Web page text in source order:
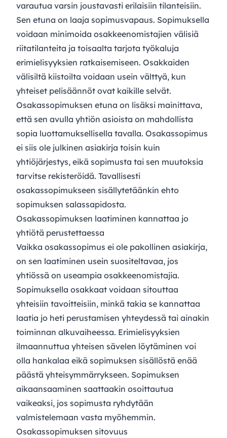
varautua varsin joustavasti erilaisiin tilanteisiin.
Sen etuna on laaja sopimusvapaus. Sopimuksella
voidaan minimoida osakkeenomistajien välisiä
riitatilanteita ja toisaalta tarjota työkaluja
erimielisyyksien ratkaisemiseen. Osakkaiden
välisiltä kiistoilta voidaan usein välttyä, kun
yhteiset pelisäännöt ovat kaikille selvät.
Osakassopimuksen etuna on lisäksi mainittava,
että sen avulla yhtiön asioista on mahdollista
sopia luottamuksellisella tavalla. Osakassopimus
ei siis ole julkinen asiakirja toisin kuin
yhtiöjärjestys, eikä sopimusta tai sen muutoksia
tarvitse rekisteröidä. Tavallisesti
osakassopimukseen sisällytetäänkin ehto
sopimuksen salassapidosta.
Osakassopimuksen laatiminen kannattaa jo
yhtiötä perustettaessa
Vaikka osakassopimus ei ole pakollinen asiakirja,
on sen laatiminen usein suositeltavaa, jos
yhtiössä on useampia osakkeenomistajia.
Sopimuksella osakkaat voidaan sitouttaa
yhteisiin tavoitteisiin, minkä takia se kannattaa
laatia jo heti perustamisen yhteydessä tai ainakin
toiminnan alkuvaiheessa. Erimielisyyksien
ilmaannuttua yhteisen sävelen löytäminen voi
olla hankalaa eikä sopimuksen sisällöstä enää
päästä yhteisymmärrykseen. Sopimuksen
aikaansaaminen saattaakin osoittautua
vaikeaksi, jos sopimusta ryhdytään
valmistelemaan vasta myöhemmin.
Osakassopimuksen sitovuus